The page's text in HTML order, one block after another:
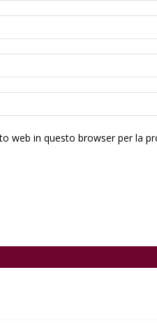
web in questo browser per la